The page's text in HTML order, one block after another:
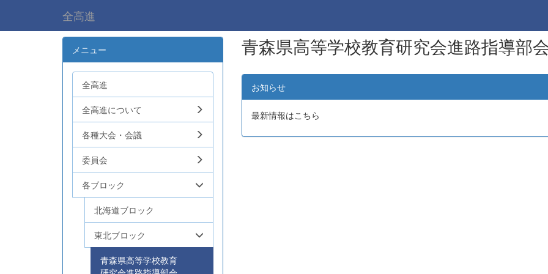
全高進
青森県高等学校教育研究会進路指導部
お知らせ
最新情報はこちら
メニュー
全高進
全高進について
各種大会・会議
委員会
各ブロック
北海道ブロック
東北ブロック
青森県高等学校教育